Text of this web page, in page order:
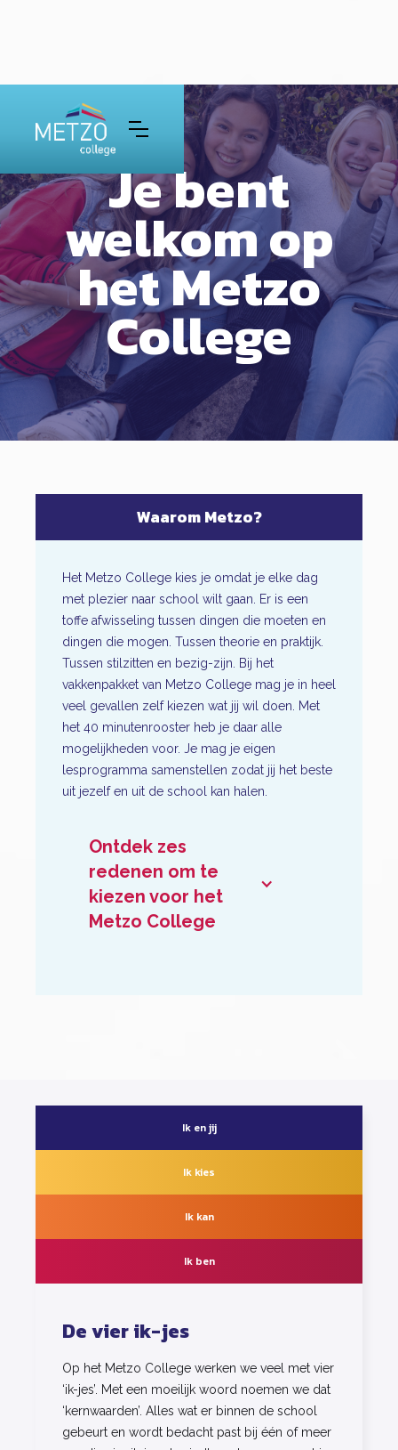
Je bent
welkom op
het Metzo
College
Waarom Metzo?
Het Metzo College kies je omdat je elke dag
met plezier naar school wilt gaan. Er is een
toffe afwisseling tussen dingen die moeten en
dingen die mogen. Tussen theorie en praktijk.
Tussen stilzitten en bezig-zijn. Bij het
vakkenpakket van Metzo College mag je in heel
veel gevallen zelf kiezen wat jij wil doen. Met
het 40 minutenrooster heb je daar alle
mogelijkheden voor. Je mag je eigen
lesprogramma samenstellen zodat jij het beste
uit jezelf en uit de school kan halen.
Ontdek zes
redenen om te
kiezen voor het
Metzo College
Ik en jij
Ik kies
Ik kan
Ik ben
De vier ik-jes
Op het Metzo College werken we veel met vier
‘ik-jes’. Met een moeilijk woord noemen we dat
‘kernwaarden’. Alles wat er binnen de school
gebeurt en wordt bedacht past bij één of meer